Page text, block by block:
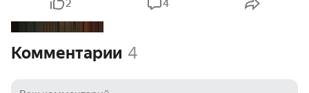
2 4
Комментарии 4